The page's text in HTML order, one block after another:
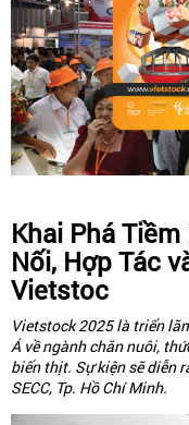
Khai Phá
Nối, Hợp Tác
Vietstoc
Vietstock 2025 là triển
Á về ngành chăn nuôi,
biến thịt. Sự kiện sẽ diễn
SECC, Tp. Hồ Chí Minh.